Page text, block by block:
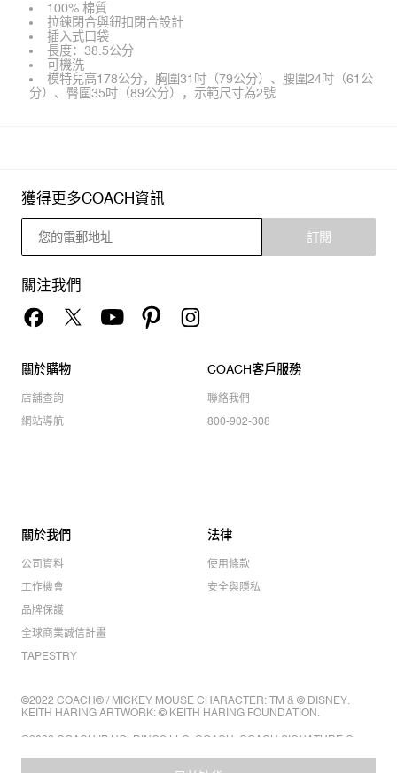
100% 棉質
拉鍊閉合與鈕扣閉合設計
插入式口袋
長度：38.5公分
可機洗
模特兒高178公分，胸圍31吋（79公分）、腰圍24吋（61公
分）、臀圍35吋（89公分），示範尺寸為2號
獲得更多COACH資訊
訂閱
關注我們
關於購物
店舖查詢
網站導航
COACH客戶服務
聯絡我們
800-902-308
關於我們
公司資料
工作機會
品牌保護
全球商業誠信計畫
TAPESTRY
法律
使用條款
安全與隱私
©2022 COACH® / MICKEY MOUSE CHARACTER: TM & © DISNEY.
KEITH HARING ARTWORK: © KEITH HARING FOUNDATION.
©2022 COACH IP HOLDINGS LLC. COACH, COACH SIGNATURE C